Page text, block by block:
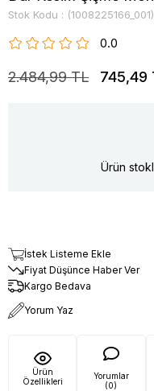
Stok Kodu (1008225166_001)
0.0
2.484,99 TL 745,49
Ürün
İstek Listeme Ekle
Fiyat Düşünce Haber Ver
Kargo Bedava
Yorum Yaz
Ürün
Özellikleri
Yorumlar
(0)